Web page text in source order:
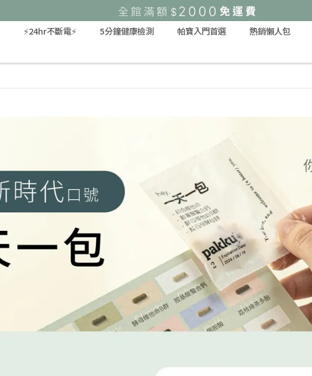
⚡️24hr不斷電⚡️ 5分鐘健康檢測 帕寶入門首選 熱銷懶人包